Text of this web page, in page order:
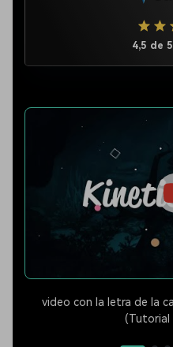
4,5 de
video con la letra de la
(Tutorial